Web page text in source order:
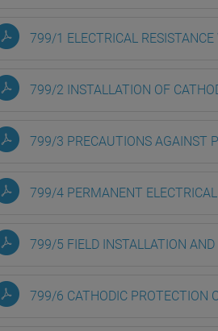
799/1 ELECTRICAL
799/2 INSTALLATION OF
799/3 PRECAUTIONS AGAINST
799/4 PERMANENT
799/5 FIELD INSTALLATION
799/6 CATHODIC PROTECTION